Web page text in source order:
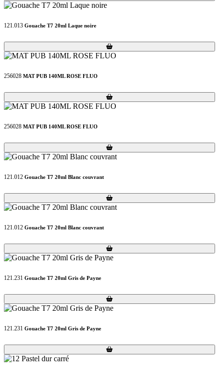
121.013 Gouache T7 20ml Laque noire
Loading...
Loading...
256028 MAT PUB 140ML ROSE FLUO
Loading...
Loading...
256028 MAT PUB 140ML ROSE FLUO
Loading...
Loading...
121.012 Gouache T7 20ml Blanc couvrant
Loading...
Loading...
121.012 Gouache T7 20ml Blanc couvrant
Loading...
Loading...
121.231 Gouache T7 20ml Gris de Payne
Loading...
Loading...
121.231 Gouache T7 20ml Gris de Payne
Loading...
Loading...